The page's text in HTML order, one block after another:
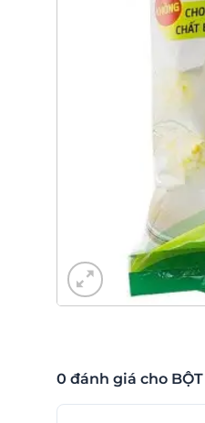
0 đánh giá cho